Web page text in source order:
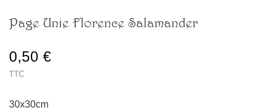
Page Unie Florence Salamander
0,50 €
TTC
30x30cm